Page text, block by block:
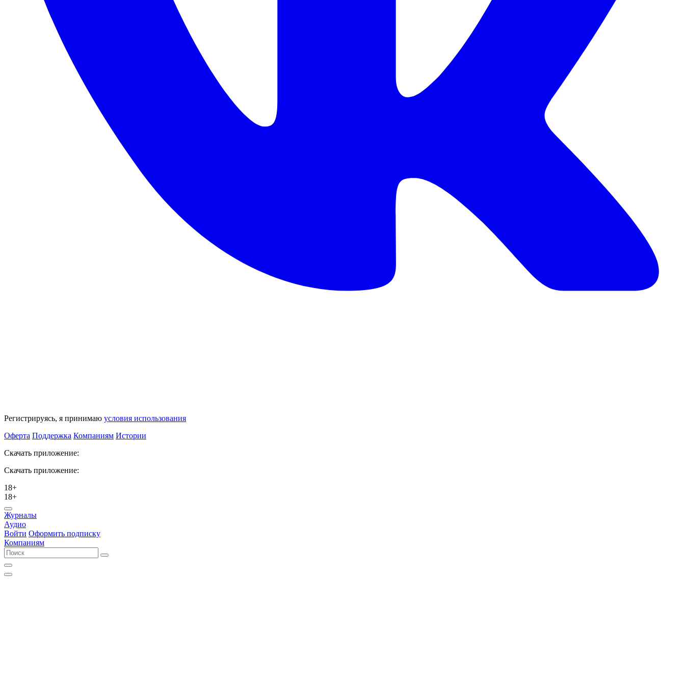
Регистрируясь, я принимаю условия использования
Оферта Поддержка Компаниям Истории
Скачать приложение:
Скачать приложение:
18+
18+
Журналы
Аудио
Войти Оформить подписку
Компаниям